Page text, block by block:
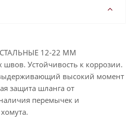
12-22 ММ
швов. Устойчивость к коррозии.
высокий момент
защита шланга от
перемычек и